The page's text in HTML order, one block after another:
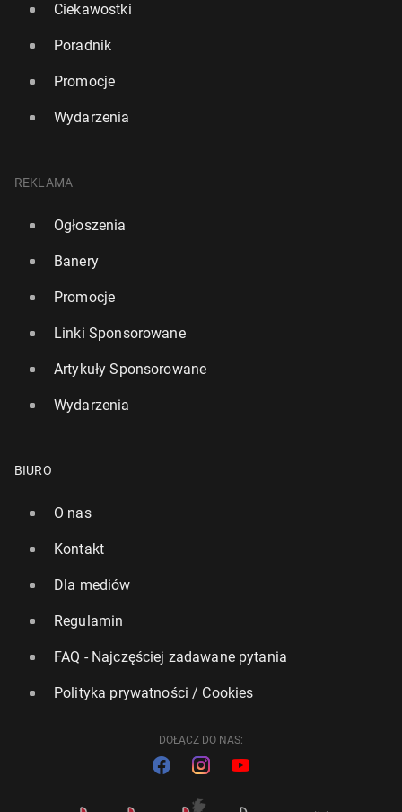
Ciekawostki
Poradnik
Promocje
Wydarzenia
REKLAMA
Ogłoszenia
Banery
Promocje
Linki Sponsorowane
Artykuły Sponsorowane
Wydarzenia
BIURO
O nas
Kontakt
Dla mediów
Regulamin
FAQ - Najczęściej zadawane pytania
Polityka prywatności / Cookies
DOŁĄCZ DO NAS: